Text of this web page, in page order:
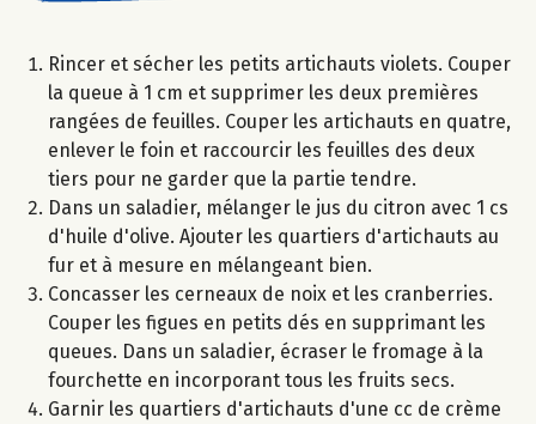
Rincer et sécher les petits artichauts violets. Couper
la queue à 1 cm et supprimer les deux premières
rangées de feuilles. Couper les artichauts en quatre,
enlever le foin et raccourcir les feuilles des deux
tiers pour ne garder que la partie tendre.
Dans un saladier, mélanger le jus du citron avec 1 cs
d'huile d'olive. Ajouter les quartiers d'artichauts au
fur et à mesure en mélangeant bien.
Concasser les cerneaux de noix et les cranberries.
Couper les figues en petits dés en supprimant les
queues. Dans un saladier, écraser le fromage à la
fourchette en incorporant tous les fruits secs.
Garnir les quartiers d'artichauts d'une cc de crème